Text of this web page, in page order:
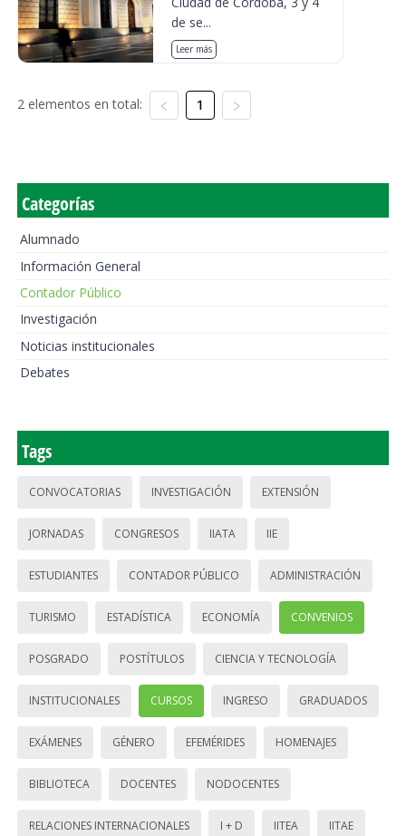
de se...
Leer más
2 elementos en total: 1
Categorías
Alumnado
Información General
Contador Público
Investigación
Noticias institucionales
Debates
Tags
CONVOCATORIAS INVESTIGACIÓN EXTENSIÓN
JORNADAS CONGRESOS IIATA IIE
ESTUDIANTES CONTADOR PÚBLICO ADMINISTRACIÓN
TURISMO ESTADÍSTICA ECONOMÍA CONVENIOS
POSGRADO POSTÍTULOS CIENCIA Y TECNOLOGÍA
INSTITUCIONALES CURSOS INGRESO GRADUADOS
EXÁMENES GÉNERO EFEMÉRIDES HOMENAJES
BIBLIOTECA DOCENTES NODOCENTES
RELACIONES INTERNACIONALES I + D IITEA IITAE